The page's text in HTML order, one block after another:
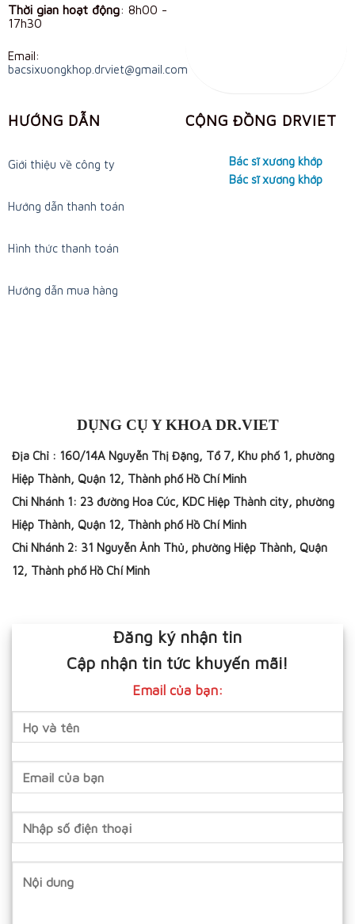
Thời gian hoạt động: 8h00 -
17h30
Email:
bacsixuongkhop.drviet@gmail.com
HƯỚNG DẪN
Giới thiệu về công ty
Hướng dẫn thanh toán
Hình thức thanh toán
Hướng dẫn mua hàng
CỘNG ĐỒNG DRVIET
Bác sĩ xương khớp
Bác sĩ xương khớp
DỤNG CỤ Y KHOA DR.VIET
Địa Chỉ : 160/14A Nguyễn Thị Đặng, Tổ 7, Khu phố 1, phường
Hiệp Thành, Quận 12, Thành phố Hồ Chí Minh
Chi Nhánh 1: 23 đường Hoa Cúc, KDC Hiệp Thành city, phường
Hiệp Thành, Quận 12, Thành phố Hồ Chí Minh
Chi Nhánh 2: 31 Nguyễn Ảnh Thủ, phường Hiệp Thành, Quận
12, Thành phố Hồ Chí Minh
Đăng ký nhận tin
Cập nhận tin tức khuyến mãi!
Email của bạn: